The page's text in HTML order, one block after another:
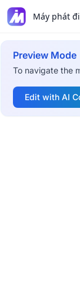
Preview Mode
To navigate the
Edit with AI